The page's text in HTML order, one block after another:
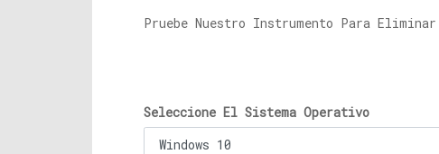
Pruebe Nuestro Instrumento Para Eliminar
Seleccione El Sistema Operativo